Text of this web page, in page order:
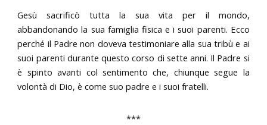
Gesù sacrificò tutta la sua vita per il mondo,
abbandonando la sua famiglia fisica e i suoi parenti. Ecco
perché il Padre non doveva testimoniare alla sua tribù e ai
suoi parenti durante questo corso di sette anni. Il Padre si
è spinto avanti col sentimento che, chiunque segue la
volontà di Dio, è come suo padre e i suoi fratelli.
***